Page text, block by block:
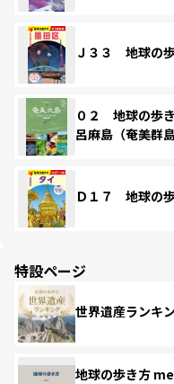
Ｊ３３ 地球の
０２ 地球の
呂麻島（奄美群
Ｄ１７ 地球の
特設ページ
世界遺産ランキ
地球の歩き方